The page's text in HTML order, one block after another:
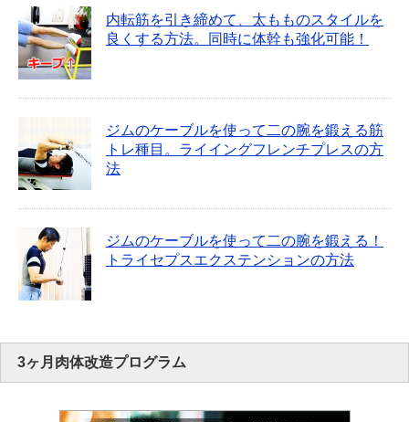
内転筋を引き締めて、太もものスタイルを
良くする方法。同時に体幹も強化可能！
ジムのケーブルを使って二の腕を鍛える筋
トレ種目。ライイングフレンチプレスの方
法
ジムのケーブルを使って二の腕を鍛える！
トライセプスエクステンションの方法
3ヶ月肉体改造プログラム